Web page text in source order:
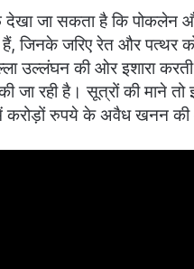
देखा जा सकता है कि पोकलेन
जिनके जरिए रेत और पत्थर
उल्लंघन की ओर इशारा करती
जा रही है। सूत्रों की माने तो
रुपये के अवैध खनन की